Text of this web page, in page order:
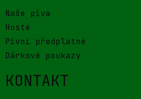
Naše piva
Hosté
Pivní předplatné
Dárkové poukazy
KONTAKT